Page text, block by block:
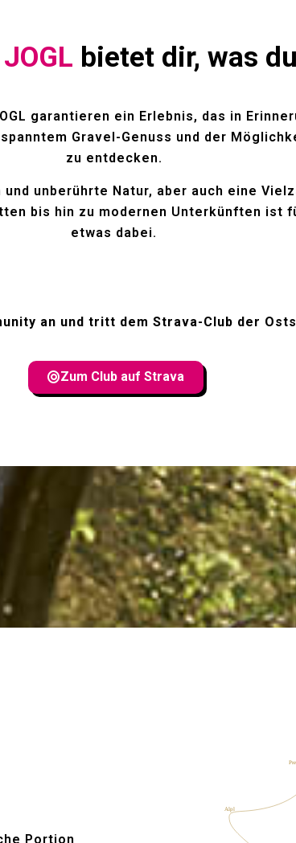
JOGL bietet dir, was
garantieren ein Erlebnis, das in
Gravel-Genuss und der
zu entdecken.
unberührte Natur, aber auch eine
bis hin zu modernen Unterkünften ist
etwas dabei.
an und tritt dem Strava-Club der
Zum Club auf Strava
Portion
Alpl